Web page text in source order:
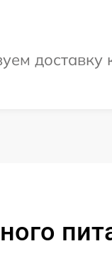
доставку